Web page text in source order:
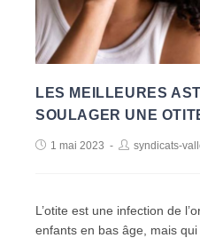
LES MEILLEURES
SOULAGER UNE
1 mai 2023 syndicats-
L’otite est une infection de
enfants en bas âge, mais qui